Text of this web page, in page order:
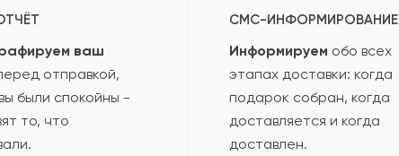
ваш
отправкой,
были спокойны -
то, что
СМС-ИНФОРМИРОВАНИЕ
Информируем обо всех
этапах доставки: когда
подарок собран, когда
доставляется и когда
доставлен.